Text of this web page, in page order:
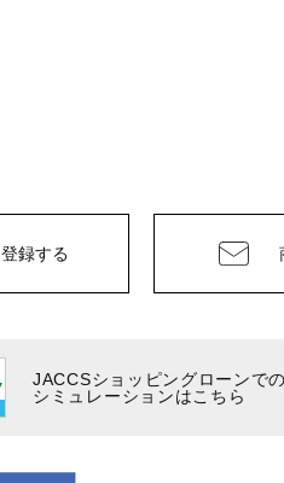
登録する
JACCSショッピングローンで
シミュレーションはこちら